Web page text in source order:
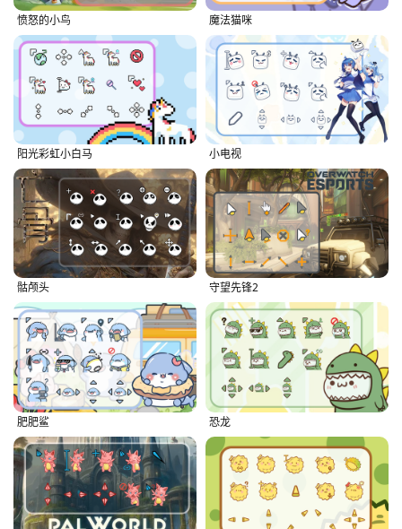
愤怒的小鸟 魔法猫咪
阳光彩虹小白马 小电视
骷颅头 守望先锋2
肥肥鲨 恐龙